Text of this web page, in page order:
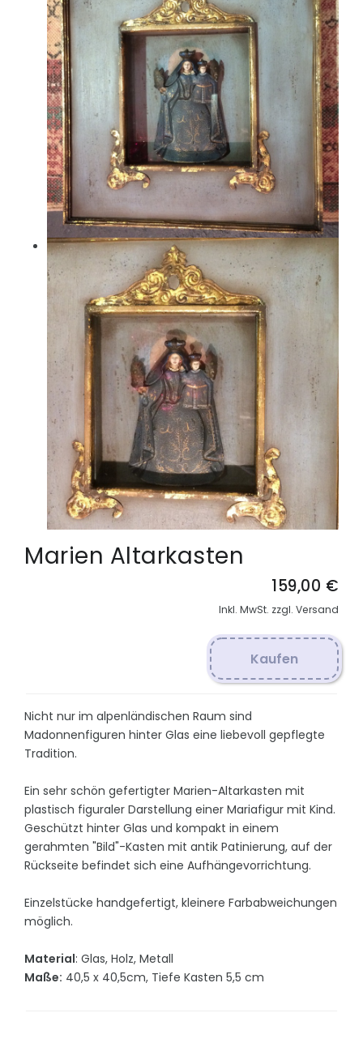
Marien Altarkasten
159,00 €
Inkl. MwSt. zzgl. Versand
Kaufen
Nicht nur im alpenländischen Raum sind
Madonnenfiguren hinter Glas eine liebevoll gepflegte
Tradition.
Ein sehr schön gefertigter Marien-Altarkasten mit
plastisch figuraler Darstellung einer Mariafigur mit Kind.
Geschützt hinter Glas und kompakt in einem
gerahmten "Bild"-Kasten mit antik Patinierung, auf der
Rückseite befindet sich eine Aufhängevorrichtung.
Einzelstücke handgefertigt, kleinere Farbabweichungen
möglich.
Material: Glas, Holz, Metall
Maße: 40,5 x 40,5cm, Tiefe Kasten 5,5 cm